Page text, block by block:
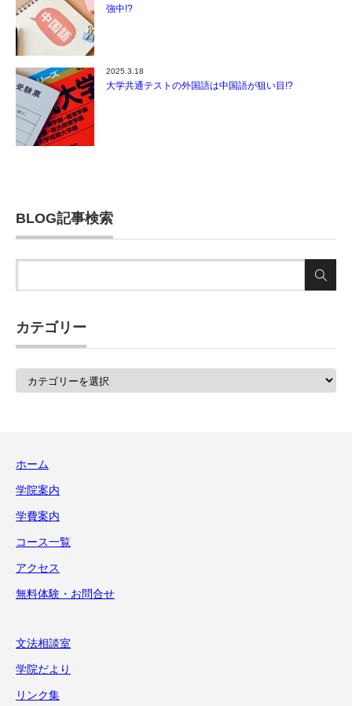
強中!?
2025.3.18
大学共通テストの外国語は中国語が狙い目!?
BLOG記事検索
カテゴリー
カ
ホーム
学院案内
学費案内
コース一覧
アクセス
無料体験・お問合せ
文法相談室
学院だより
リンク集